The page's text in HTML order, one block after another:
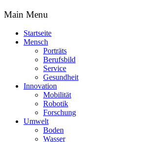
Main Menu
Startseite
Mensch
Porträts
Berufsbild
Service
Gesundheit
Innovation
Mobilität
Robotik
Forschung
Umwelt
Boden
Wasser